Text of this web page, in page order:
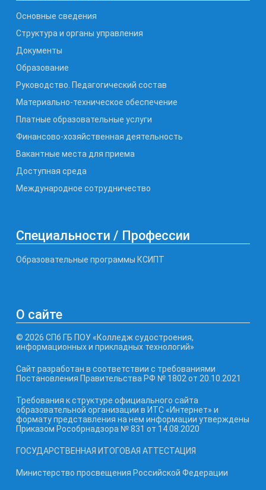
Основные сведения
Структура и органы управления
Документы
Образование
Руководство. Педагогический состав
Материально-техническое обеспечение
Платные образовательные услуги
Финансово-хозяйственная деятельность
Вакантные места для приема
Доступная среда
Международное сотрудничество
Специальности / Профессии
Образовательные программы КСИПТ
О сайте
© 2026 СПб ГБ ПОУ «Колледж судостроения,
информационных и прикладных технологий»
Сайт разработан в соответствии с требованиями
Постановления Правительства РФ № 1802 от 20.10.2021
Требования к структуре официального сайта
образовательной организации в ИТС «Интернет» и
формату представления на нем информации утверждены
Приказом Рособрнадзора № 831 от 14.08.2020
ГОСУДАРСТВЕННАЯ ИТОГОВАЯ АТТЕСТАЦИЯ
Министерство просвещения Российской Федерации